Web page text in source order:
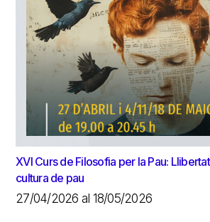
XVI Curs de Filosofia per la Pau:
cultura de pau
27/04/2026 al 18/05/2026